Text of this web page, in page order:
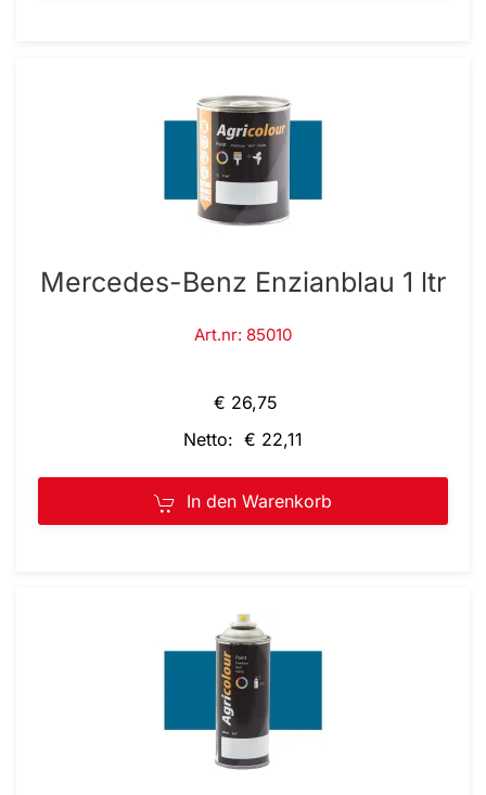
Mercedes-Benz Enzianblau 1 ltr
Art.nr: 85010
€ 26,75
Netto: € 22,11
In den Warenkorb